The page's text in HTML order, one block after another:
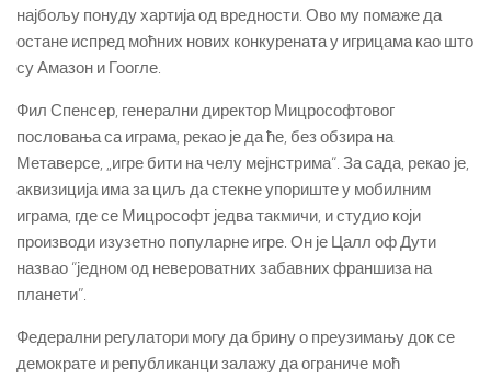
најбољу понуду хартија од вредности. Ово му помаже да
остане испред моћних нових конкурената у игрицама као што
су Амазон и Гоогле.
Фил Спенсер, генерални директор Мицрософтовог
пословања са играма, рекао је да ће, без обзира на
Метаверсе, „игре бити на челу мејнстрима“. За сада, рекао је,
аквизиција има за циљ да стекне упориште у мобилним
играма, где се Мицрософт једва такмичи, и студио који
производи изузетно популарне игре. Он је Цалл оф Дути
назвао “једном од невероватних забавних франшиза на
планети”.
Федерални регулатори могу да брину о преузимању док се
демократе и републиканци залажу да ограниче моћ